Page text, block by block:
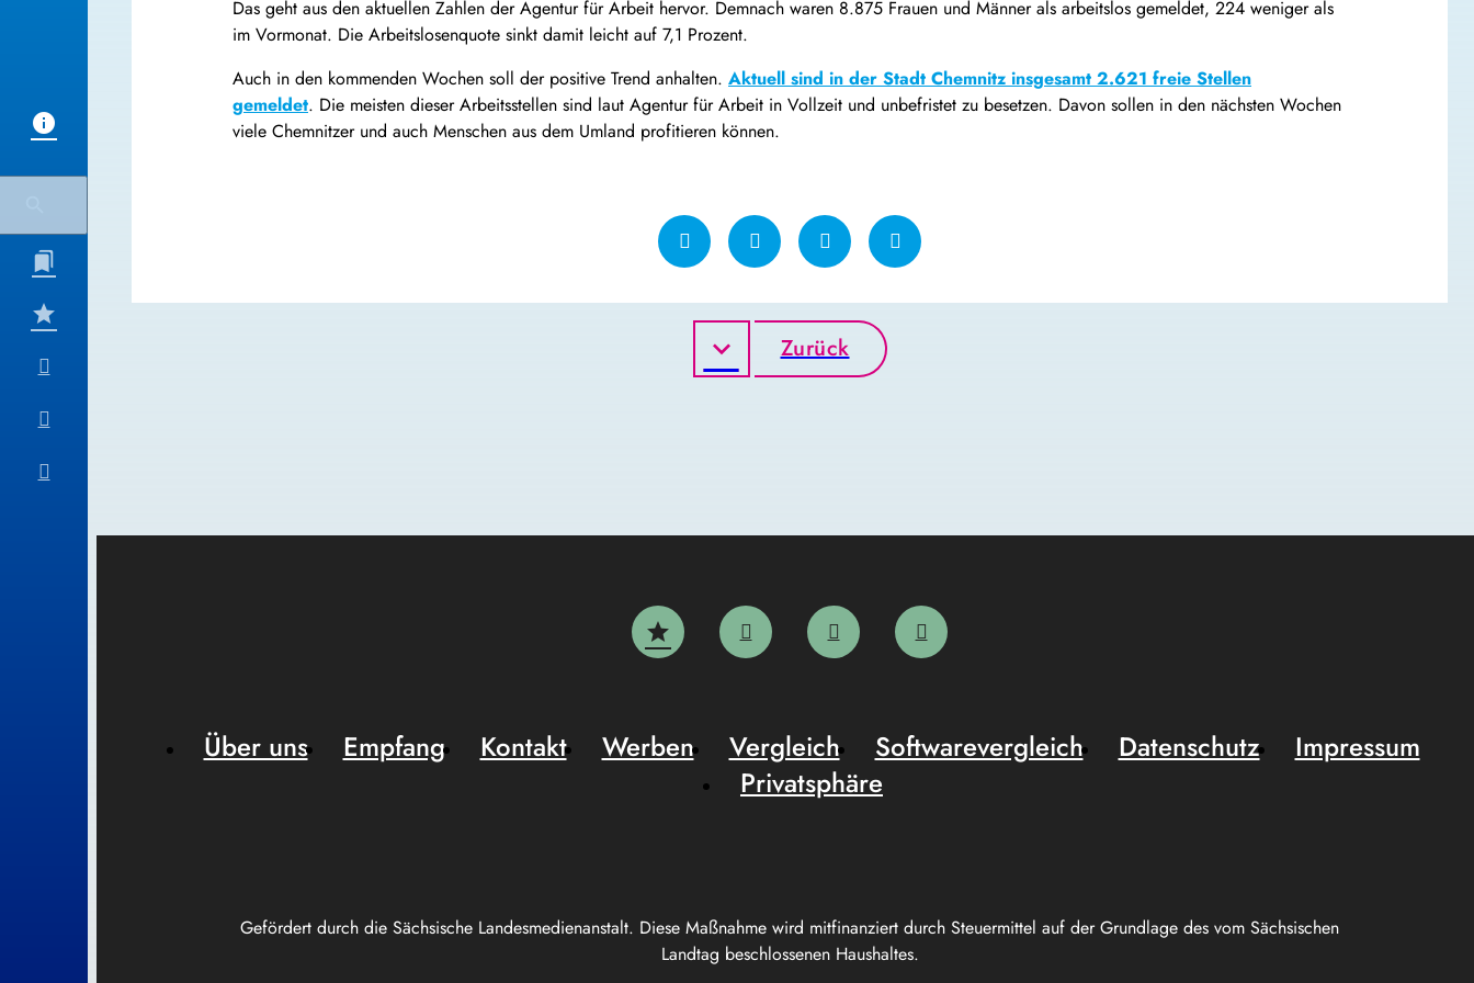
Das geht aus den aktuellen Zahlen der Agentur für Arbeit hervor. Demnach waren 8.875 Frauen und Männer als arbeitslos gemeldet, 224 weniger als
im Vormonat. Die Arbeitslosenquote sinkt damit leicht auf 7,1 Prozent.
Auch in den kommenden Wochen soll der positive Trend anhalten. Aktuell sind in der Stadt Chemnitz insgesamt 2.621 freie Stellen
gemeldet. Die meisten dieser Arbeitsstellen sind laut Agentur für Arbeit in Vollzeit und unbefristet zu besetzen. Davon sollen in den nächsten Wochen
viele Chemnitzer und auch Menschen aus dem Umland profitieren können.
Zurück
Gefördert durch die Sächsische Landesmedienanstalt. Diese Maßnahme wird mitfinanziert durch Steuermittel auf der Grundlage des vom Sächsischen
Landtag beschlossenen Haushaltes.
Über uns Empfang Kontakt Werben Vergleich Softwarevergleich Datenschutz
Impressum
Privatsphäre